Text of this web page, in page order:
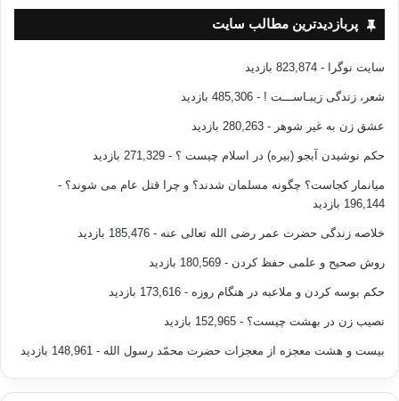
پربازدیدترین مطالب سایت
سایت نوگرا - 823,874 بازدید
شعر، زندگی زیبـاســـت ! - 485,306 بازدید
عشق زن به غیر شوهر - 280,263 بازدید
حکم نوشیدن آبجو (بیره) در اسلام چیست ؟ - 271,329 بازدید
میانمار کجاست؟ چگونه مسلمان شدند؟ و چرا قتل عام می شوند؟ -
196,144 بازدید
خلاصه زندگی حضرت عمر رضی الله تعالی عنه - 185,476 بازدید
روش صحیح و علمی حفظ کردن - 180,569 بازدید
حکم بوسه کردن و ملاعبه در هنگام روزه - 173,616 بازدید
نصیب زن در بهشت چیست؟ - 152,965 بازدید
بیست و هشت معجزه از معجزات حضرت محمّد رسول الله - 148,961 بازدید